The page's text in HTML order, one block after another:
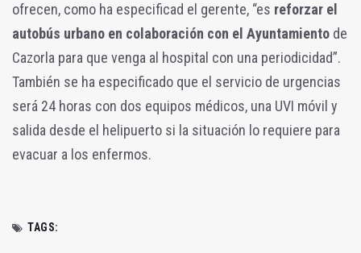
ofrecen, como ha especificad el gerente, “es reforzar el
autobús urbano en colaboración con el Ayuntamiento de
Cazorla para que venga al hospital con una periodicidad”.
También se ha especificado que el servicio de urgencias
será 24 horas con dos equipos médicos, una UVI móvil y
salida desde el helipuerto si la situación lo requiere para
evacuar a los enfermos.
TAGS: